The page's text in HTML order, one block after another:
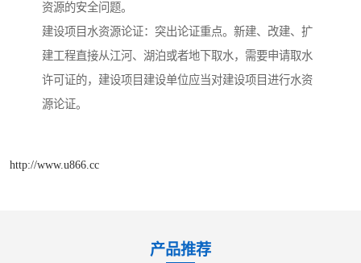
资源的安全问题。
建设项目水资源论证：突出论证重点。新建、改建、扩
建工程直接从江河、湖泊或者地下取水，需要申请取水
许可证的，建设项目建设单位应当对建设项目进行水资
源论证。
http://www.u866.cc
产品推荐